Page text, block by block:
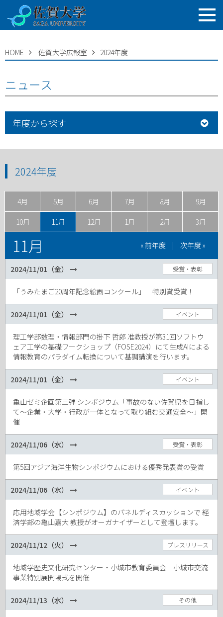
HOME 佐賀大学広報室 2024年度
ニュース
年度から探す
2024年度
4月 5月 6月 7月 8月 9月
10月 11月 12月 1月 2月 3月
11月 « 前年度 | 次年度 »
2024/11/01（金）
「うみたまご20周年記念絵画コンクール」 特別賞受賞！
受賞・表彰
2024/11/01（金）
理工学部数理・情報部門の掛下 哲郎 准教授が第31回ソフトウ
ェア工学の基礎ワークショップ（FOSE2024）にて生成AIによる
情報教育のパラダイム転換について基調講演を行います。
イベント
2024/11/01（金）
亀山ゼミ企画第三弾 シンポジウム「事故のない佐賀県を目指し
て〜企業・大学・行政が一体となって取り組む交通安全〜」開
催
イベント
2024/11/06（水）
第5回アジア海洋生物シンポジウムにおける優秀発表賞の受賞
受賞・表彰
2024/11/06（水）
応用地域学会【シンポジウム】のパネルディスカッションで 経
済学部の亀山嘉大 教授がオーガナイザーとして登壇します。
イベント
2024/11/12（火）
地域学歴史文化研究センター・小城市教育委員会 小城市交流
事業特別展開場式を開催
プレスリリース
2024/11/13（水） その他